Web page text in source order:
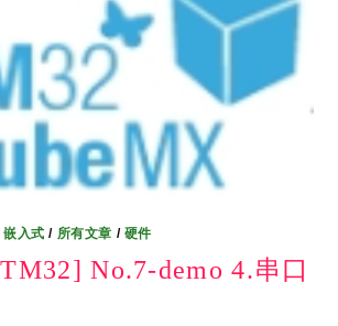
嵌入式 / 所有文章 / 硬件
No.7-demo 4.串口